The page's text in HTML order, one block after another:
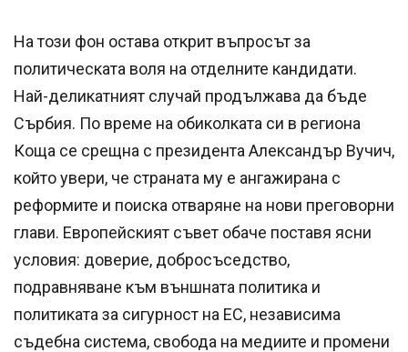
На този фон остава открит въпросът за
политическата воля на отделните кандидати.
Най-деликатният случай продължава да бъде
Сърбия. По време на обиколката си в региона
Коща се срещна с президента Александър Вучич,
който увери, че страната му е ангажирана с
реформите и поиска отваряне на нови преговорни
глави. Европейският съвет обаче поставя ясни
условия: доверие, добросъседство,
подравняване към външната политика и
политиката за сигурност на ЕС, независима
съдебна система, свобода на медиите и промени